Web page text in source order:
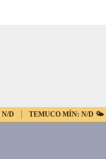
N/D TEMUCO MÍN: N/D 🌤️